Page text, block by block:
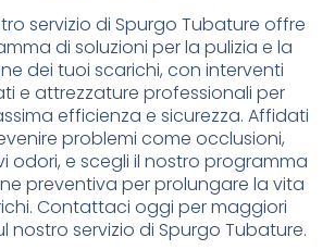
servizio di Spurgo Tubature offre
di soluzioni per la pulizia e la
dei tuoi scarichi, con interventi
e attrezzature professionali per
efficienza e sicurezza. Affidati
problemi come occlusioni,
odori, e scegli il nostro programma
preventiva per prolungare la vita
Contattaci oggi per maggiori
nostro servizio di Spurgo Tubature.